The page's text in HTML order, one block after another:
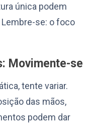
única podem
se: o foco
Movimente-se
tente variar.
das mãos,
podem dar